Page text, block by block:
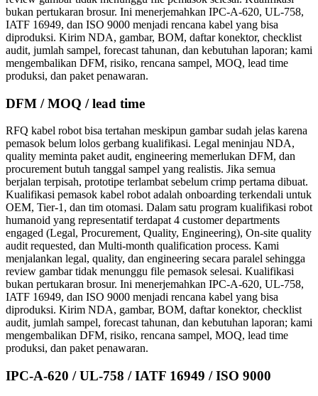
bukan pertukaran brosur. Ini menerjemahkan IPC-A-620, UL-758,
IATF 16949, dan ISO 9000 menjadi rencana kabel yang bisa
diproduksi. Kirim NDA, gambar, BOM, daftar konektor, checklist
audit, jumlah sampel, forecast tahunan, dan kebutuhan laporan; kami
mengembalikan DFM, risiko, rencana sampel, MOQ, lead time
produksi, dan paket penawaran.
DFM / MOQ / lead time
RFQ kabel robot bisa tertahan meskipun gambar sudah jelas karena
pemasok belum lolos gerbang kualifikasi. Legal meninjau NDA,
quality meminta paket audit, engineering memerlukan DFM, dan
procurement butuh tanggal sampel yang realistis. Jika semua
berjalan terpisah, prototipe terlambat sebelum crimp pertama dibuat.
Kualifikasi pemasok kabel robot adalah onboarding terkendali untuk
OEM, Tier-1, dan tim otomasi. Dalam satu program kualifikasi robot
humanoid yang representatif terdapat 4 customer departments
engaged (Legal, Procurement, Quality, Engineering), On-site quality
audit requested, dan Multi-month qualification process. Kami
menjalankan legal, quality, dan engineering secara paralel sehingga
review gambar tidak menunggu file pemasok selesai. Kualifikasi
bukan pertukaran brosur. Ini menerjemahkan IPC-A-620, UL-758,
IATF 16949, dan ISO 9000 menjadi rencana kabel yang bisa
diproduksi. Kirim NDA, gambar, BOM, daftar konektor, checklist
audit, jumlah sampel, forecast tahunan, dan kebutuhan laporan; kami
mengembalikan DFM, risiko, rencana sampel, MOQ, lead time
produksi, dan paket penawaran.
IPC-A-620 / UL-758 / IATF 16949 / ISO 9000